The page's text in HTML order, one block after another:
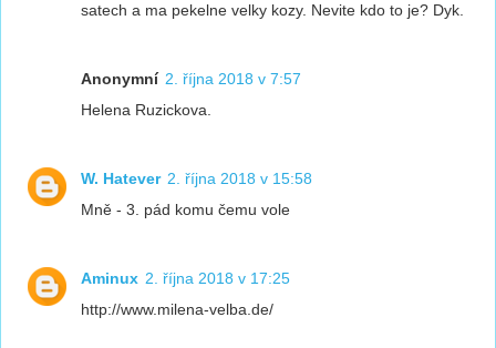
satech a ma pekelne velky kozy. Nevite kdo to je? Dyk.
Anonymní 2. října 2018 v 7:57
Helena Ruzickova.
W. Hatever 2. října 2018 v 15:58
Mně - 3. pád komu čemu vole
Aminux 2. října 2018 v 17:25
http://www.milena-velba.de/